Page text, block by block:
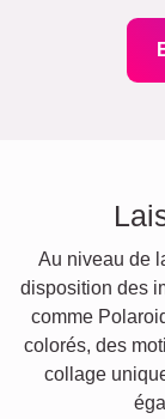
Au niveau de
disposition des
comme
colorés, des
collage